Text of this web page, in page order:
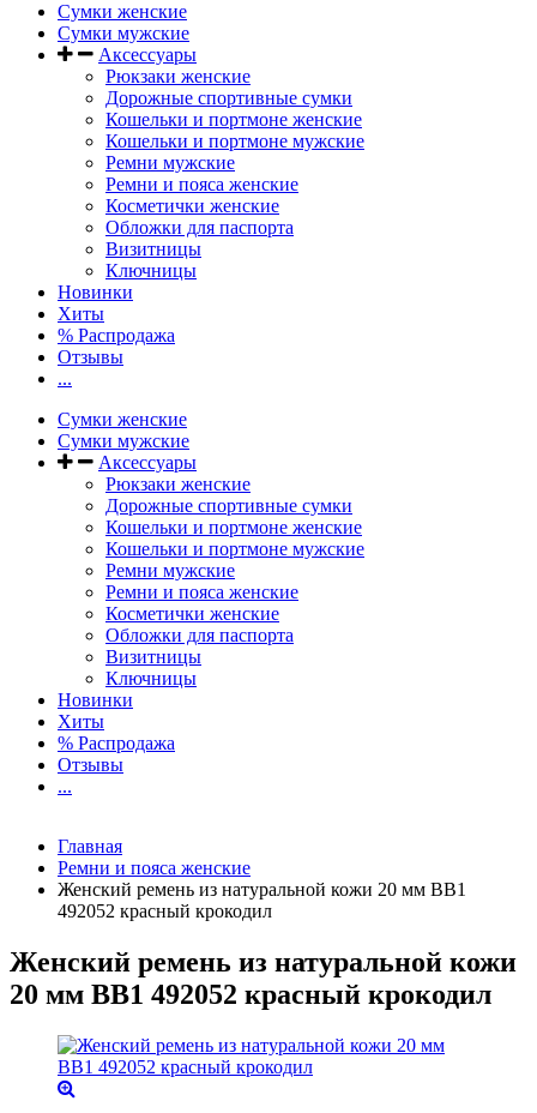
Сумки женские
Сумки мужские
Аксессуары
Рюкзаки женские
Дорожные спортивные сумки
Кошельки и портмоне женские
Кошельки и портмоне мужские
Ремни мужские
Ремни и пояса женские
Косметички женские
Обложки для паспорта
Визитницы
Ключницы
Новинки
Хиты
% Распродажа
Отзывы
...
Сумки женские
Сумки мужские
Аксессуары
Рюкзаки женские
Дорожные спортивные сумки
Кошельки и портмоне женские
Кошельки и портмоне мужские
Ремни мужские
Ремни и пояса женские
Косметички женские
Обложки для паспорта
Визитницы
Ключницы
Новинки
Хиты
% Распродажа
Отзывы
...
Главная
Ремни и пояса женские
Женский ремень из натуральной кожи 20 мм BB1
492052 красный крокодил
Женский ремень из натуральной кожи
20 мм BB1 492052 красный крокодил